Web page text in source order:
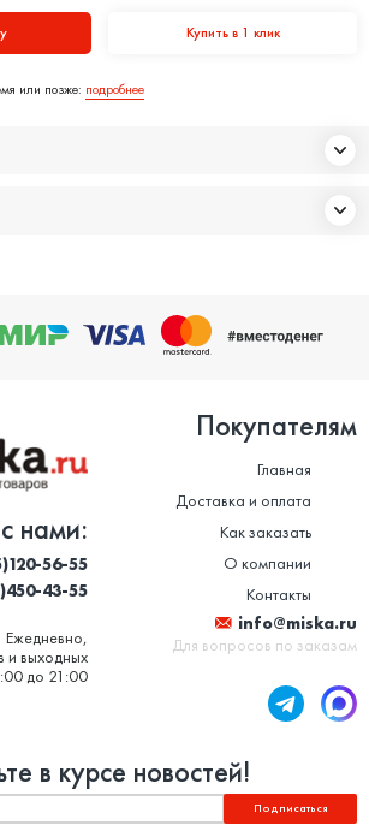
Купить в 1 клик
или позже: подробнее
нами:
56-55
43-55
Ежедневно,
и выходных
до 21:00
Покупателям
Главная
Доставка и оплата
Как заказать
О компании
Контакты
info@miska.ru
Для вопросов по заказам
в курсе новостей!
Подписаться